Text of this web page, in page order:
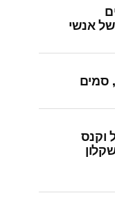
אנשי
סמים
וקנס